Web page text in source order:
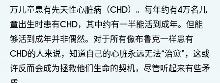
万儿童患有先天性心脏病（CHD）。每年约有4万名儿
童出生时患有CHD，其中约有一半能活到成年。但能
够活到成年并非偶然。对于所有像布鲁克一样患有
CHD的人来说，知道自己的心脏永远无法“治愈”，这或
许反而会成为拯救他们生命的契机，尽管听起来有些矛